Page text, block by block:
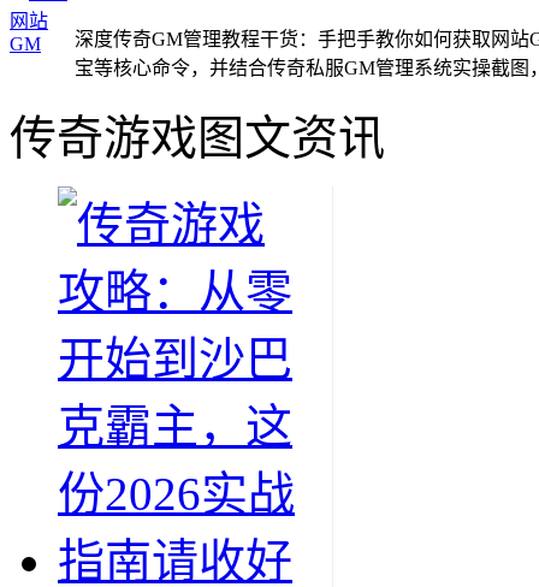
深度传奇GM管理教程干货：手把手教你如何获取网
宝等核心命令，并结合传奇私服GM管理系统实操截
传奇游戏图文资讯